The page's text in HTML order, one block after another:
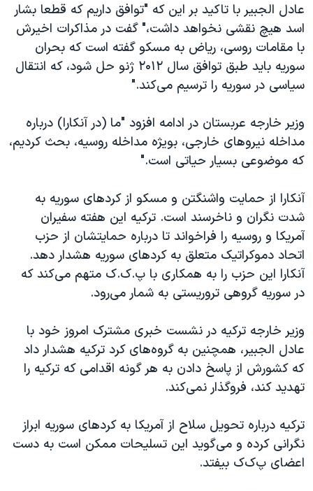
عادل الجبیر با تاکید بر این که "توافق داریم که قطعا بشار
اسد هیچ نقشی نخواهد داشت،" گفت در مذاکرات اخیرش
با مقامات روسی، ریاض به مسکو گفته است که بحران
سوریه باید طبق توافق سال ۲۰۱۲ ژنو حل شود، که انتقال
سیاسی در سوریه را ترسیم می‌کند."
وزیر خارجه عربستان در ادامه افزود "ما (در آنکارا) درباره
مداخله نیروهای خارجی، بویژه مداخله روسیه، بحث کردیم،
که موضوعی بسیار حیاتی است."
آنکارا از حمایت واشنگتن و مسکو از کردهای سوریه به
شدت نگران و ناخرسند است. ترکیه این هفته سفیران
آمریکا و روسیه را فراخواند تا درباره حمایتشان از حزب
اتحاد دموکراتیک متعلق به کردهای سوریه هشدار دهد.
آنکارا این حزب را به همکاری با پ‌.ک‌.ک متهم می‌کند که
در سوریه گروهی تروریستی به شمار می‌رود.
وزیر خارجه ترکیه در نشست خبری مشترک امروز خود با
عادل الجبیر، همچنین به گروه‌های کرد ترکیه هشدار داد
که کشورش از پاسخ دادن به هر گونه اقدامی که ترکیه را
تهدید کند، فروگذار نمی‌کند.
ترکیه درباره تحویل سلاح از آمریکا به کردهای سوریه ابراز
نگرانی کرده و می‌گوید این تسلیحات ممکن است به دست
اعضای پ‌ک‌ک بیفتد.